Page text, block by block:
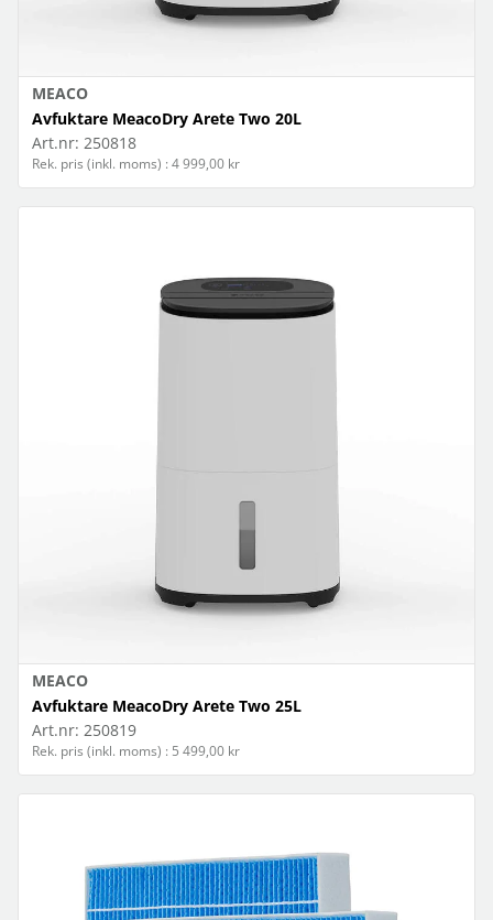
MEACO
Avfuktare MeacoDry Arete Two 20L
Art.nr: 250818
Rek. pris (inkl. moms) : 4 999,00 kr
MEACO
Avfuktare MeacoDry Arete Two 25L
Art.nr: 250819
Rek. pris (inkl. moms) : 5 499,00 kr